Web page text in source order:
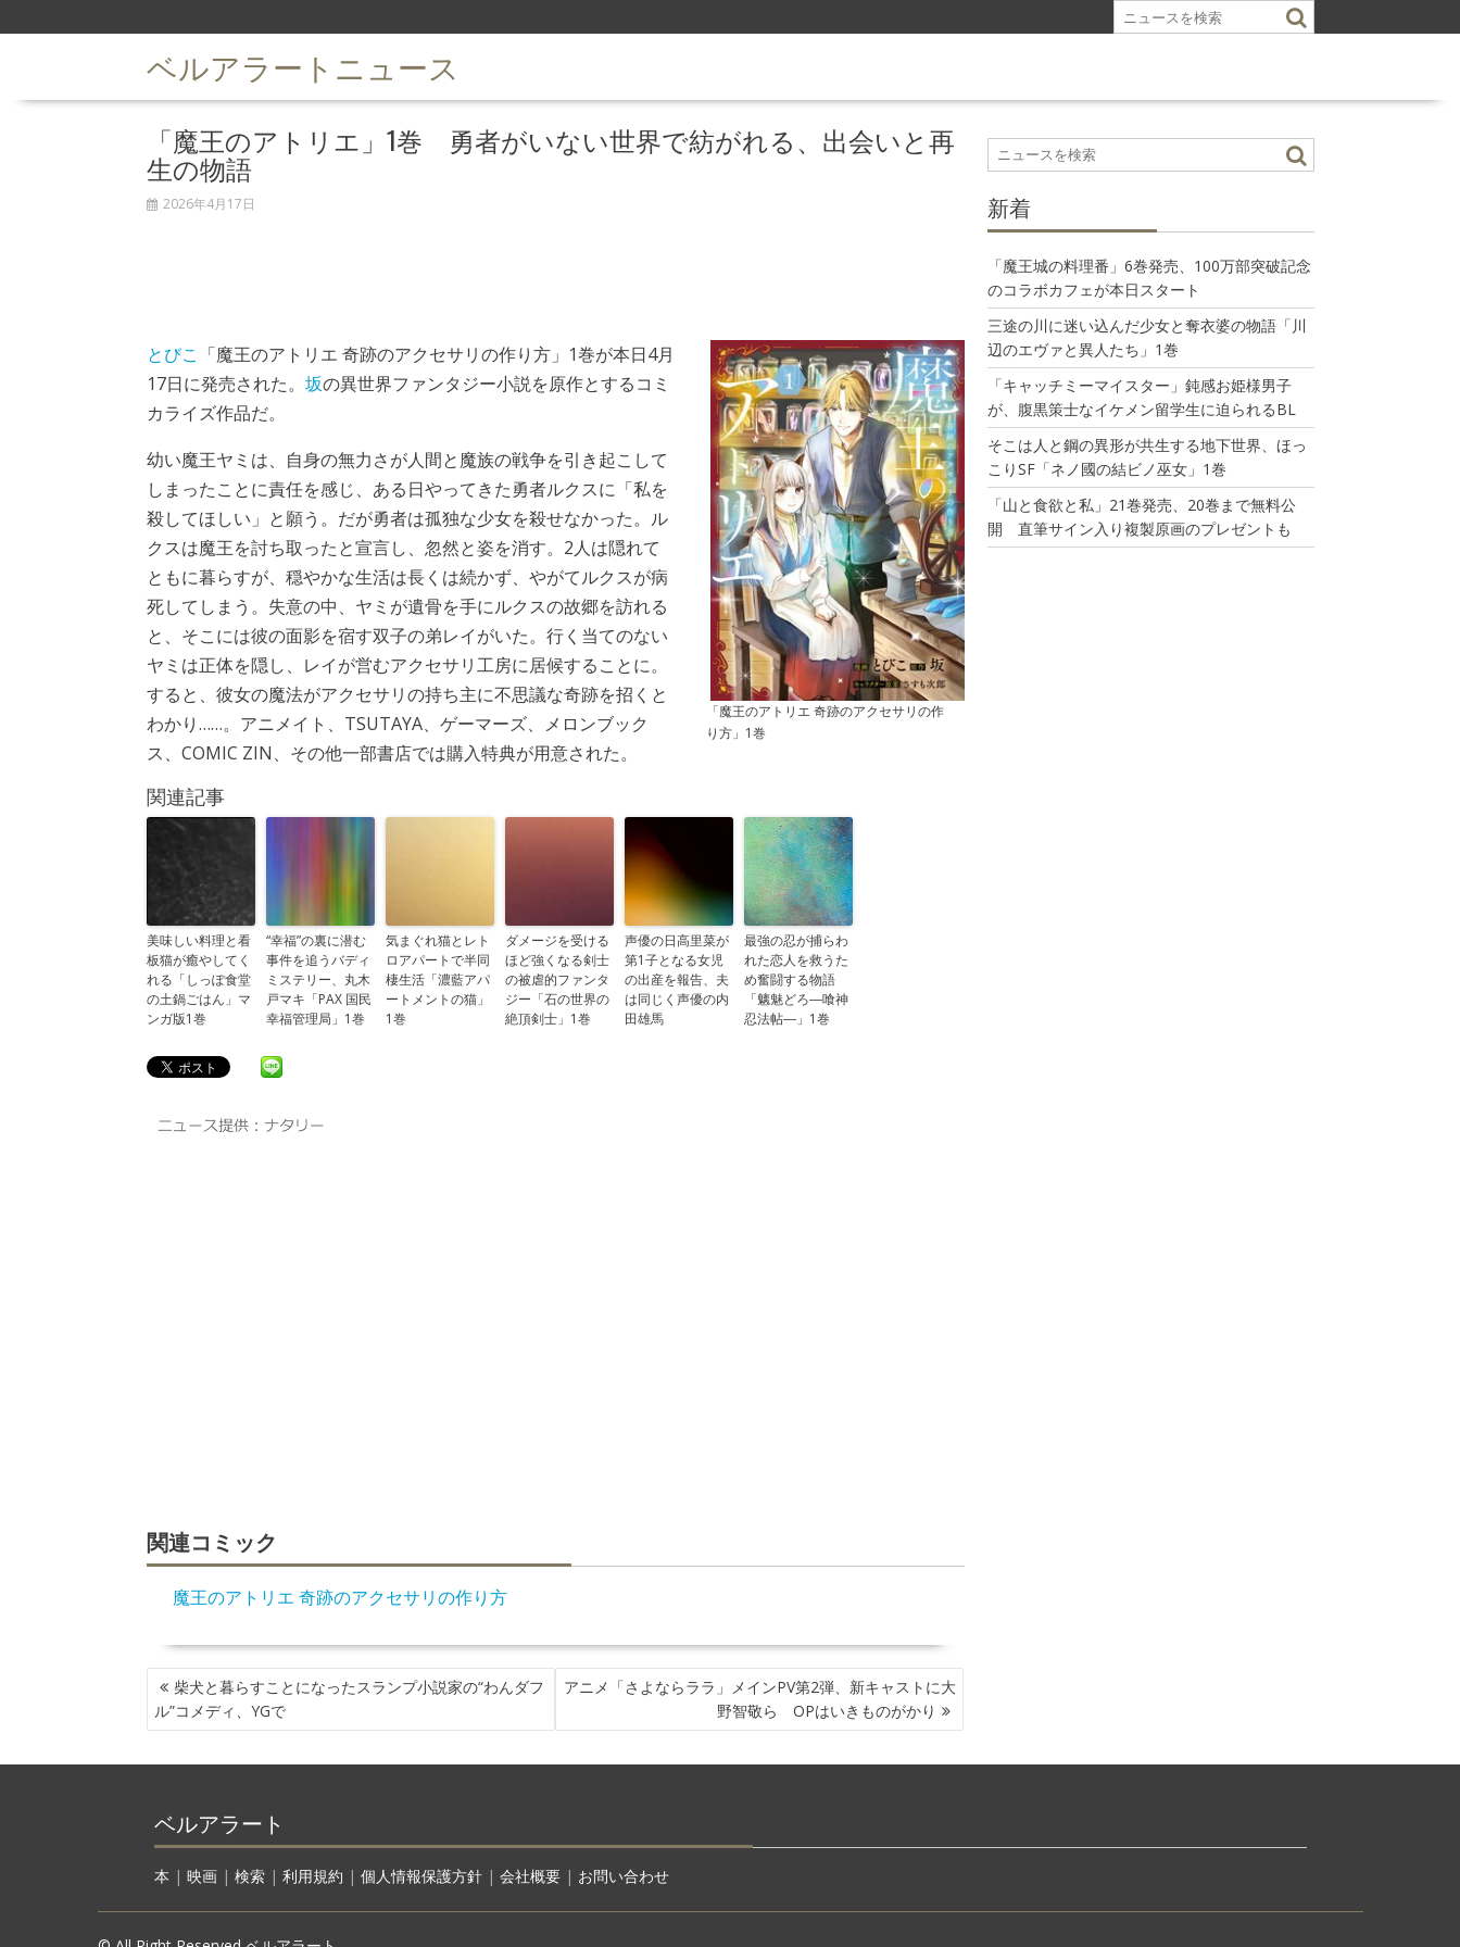
k
ベルアラートニュース
「魔王のアトリエ」1巻 勇者がいない世界で紡がれる、出会いと再
生の物語
2026年4月17日
「魔王のアトリエ 奇跡のアクセサリの作
り方」1巻
とびこ 「魔王のアトリエ 奇跡のアクセサリの作り方」1巻が本日4月
17日に発売された。 坂の異世界ファンタジー小説を原作とするコミ
カライズ作品だ。
幼い魔王ヤミは、自身の無力さが人間と魔族の戦争を引き起こして
しまったことに責任を感じ、ある日やってきた勇者ルクスに「私を
殺してほしい」と願う。だが勇者は孤独な少女を殺せなかった。ル
クスは魔王を討ち取ったと宣言し、忽然と姿を消す。2人は隠れて
ともに暮らすが、穏やかな生活は長くは続かず、やがてルクスが病
死してしまう。失意の中、ヤミが遺骨を手にルクスの故郷を訪れる
と、そこには彼の面影を宿す双子の弟レイがいた。行く当てのない
ヤミは正体を隠し、レイが営むアクセサリ工房に居候することに。
すると、彼女の魔法がアクセサリの持ち主に不思議な奇跡を招くと
わかり……。アニメイト、TSUTAYA、ゲーマーズ、メロンブック
ス、COMIC ZIN、その他一部書店では購入特典が用意された。
関連記事
美味しい料理と看
板猫が癒やしてく
れる「しっぽ食堂
の土鍋ごはん」マ
ンガ版1巻
“幸福”の裏に潜む
事件を追うバディ
ミステリー、丸木
戸マキ「PAX 国民
幸福管理局」1巻
気まぐれ猫とレト
ロアパートで半同
棲生活「濃藍アパ
ートメントの猫」
1巻
ダメージを受ける
ほど強くなる剣士
の被虐的ファンタ
ジー「石の世界の
絶頂剣士」1巻
声優の日高里菜が
第1子となる女児
の出産を報告、夫
は同じく声優の内
田雄馬
最強の忍が捕らわ
れた恋人を救うた
め奮闘する物語
「魑魅どろ―喰神
忍法帖―」1巻
関連コミック
魔王のアトリエ 奇跡のアクセサリの作り方
投
稿
ナ
ゲ
シ
ョ
ン
柴犬と暮らすことになったスランプ小説家の“わんダフ
ル”コメディ、YGで
アニメ「さよならララ」メインPV第2弾、新キャストに大
野智敬ら OPはいきものがかり
新着
「魔王城の料理番」6巻発売、100万部突破記念
のコラボカフェが本日スタート
三途の川に迷い込んだ少女と奪衣婆の物語「川
辺のエヴァと異人たち」1巻
「キャッチミーマイスター」鈍感お姫様男子
が、腹黒策士なイケメン留学生に迫られるBL
そこは人と鋼の異形が共生する地下世界、ほっ
こりSF「ネノ國の結ビノ巫女」1巻
「山と食欲と私」21巻発売、20巻まで無料公
開 直筆サイン入り複製原画のプレゼントも
ベルアラート
本 | 映画| 検索| 利用規約 | 個人情報保護方針| 会社概要| お問い合わせ